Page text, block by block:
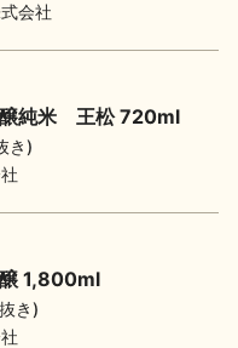
蔵元会検定
会社
純米 王松 720ml
き)
1,800ml
き)